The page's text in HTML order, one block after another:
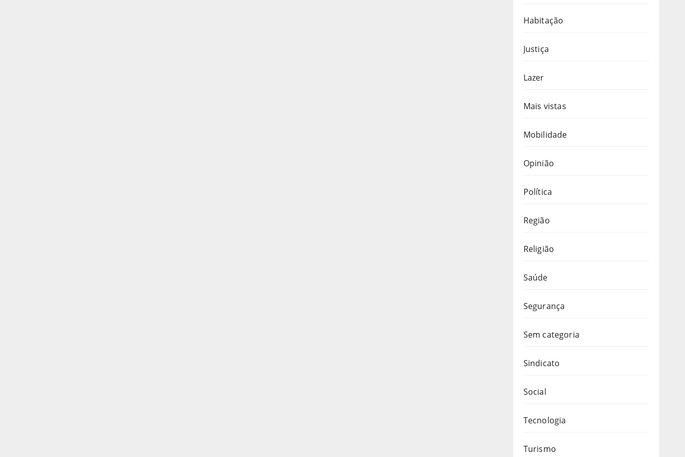
Habitação
Justiça
Lazer
Mais vistas
Mobilidade
Opinião
Política
Região
Religião
Saúde
Segurança
Sem categoria
Sindicato
Social
Tecnologia
Turismo